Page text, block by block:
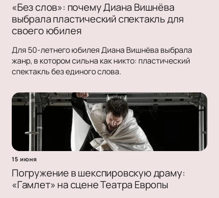
«Без слов»: почему Диана Вишнёва
выбрала пластический спектакль для
своего юбилея
Для 50-летнего юбилея Диана Вишнёва выбрала
жанр, в котором сильна как никто: пластический
спектакль без единого слова.
15 июня
Погружение в шекспировскую драму:
«Гамлет» на сцене Театра Европы